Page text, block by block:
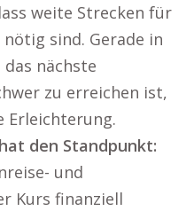
weite Strecken für
sind. Gerade in
nächste
zu erreichen ist,
Erleichterung.
den Standpunkt:
und
Kurs finanziell